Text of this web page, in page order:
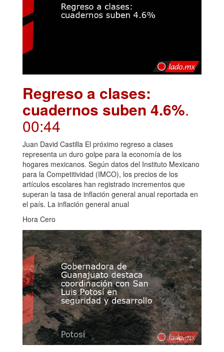
Regreso a clases:
cuadernos suben 4.6%.
00:44
Juan David Castilla El próximo regreso a clases
representa un duro golpe para la economía de los
hogares mexicanos. Según datos del Instituto Mexicano
para la Competitividad (IMCO), los precios de los
artículos escolares han registrado incrementos que
superan la tasa de inflación general anual reportada en
el país. La inflación general anual
Hora Cero